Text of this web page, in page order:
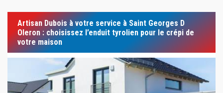
Artisan Dubois à votre service à Saint Georges D
Oleron : choisissez l’enduit tyrolien pour le crépi de
votre maison